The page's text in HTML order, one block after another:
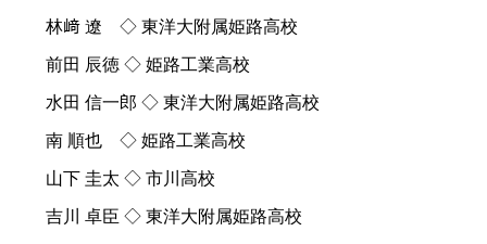
林﨑 遼 ◇ 東洋大附属姫路高校
前田 辰徳 ◇ 姫路工業高校
水田 信一郎 ◇ 東洋大附属姫路高校
南 順也 ◇ 姫路工業高校
山下 圭太 ◇ 市川高校
吉川 卓臣 ◇ 東洋大附属姫路高校